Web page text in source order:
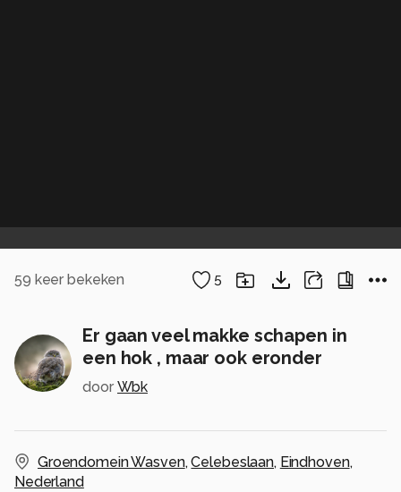
59 keer bekeken 5
Er gaan veel makke schapen in
een hok , maar ook eronder
door Wbk
Groendomein Wasven,Celebeslaan, Eindhoven,
Nederland